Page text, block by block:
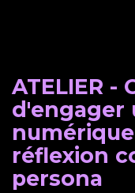
ATELIER -
d'engager
réflexion
persona